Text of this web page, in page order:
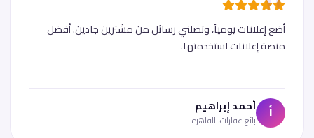
أضع إعلانات يومياً، وتصلني رسائل من مشترين جادين. أفضل
منصة إعلانات استخدمتها.
أ أحمد إبراهيم
بائع عقارات، القاهرة